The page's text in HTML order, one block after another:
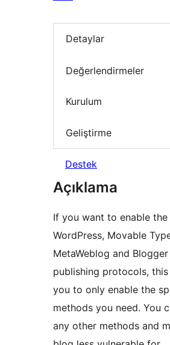
Detaylar
Değerlendirmeler
Kurulum
Geliştirme
Destek
Açıklama
If you want to enable the
WordPress, Movable
MetaWeblog and Blogger
publishing protocols,
you to only enable the
methods you need. You
any other methods and